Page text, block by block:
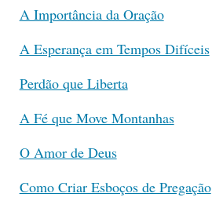
A Importância da Oração
A Esperança em Tempos Difíceis
Perdão que Liberta
A Fé que Move Montanhas
O Amor de Deus
Como Criar Esboços de Pregação